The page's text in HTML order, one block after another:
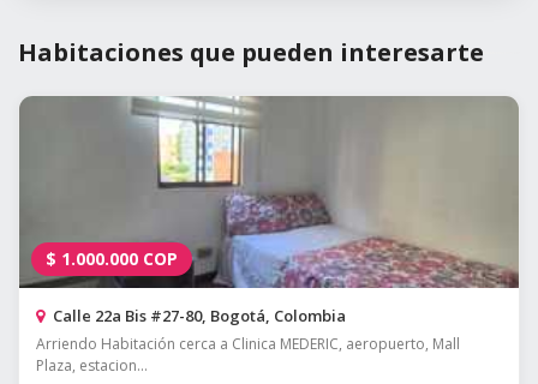
Habitaciones que pueden interesarte
$ 1.000.000 COP
Calle 22a Bis #27-80, Bogotá, Colombia
Arriendo Habitación cerca a Clinica MEDERIC, aeropuerto, Mall
Plaza, estacion...